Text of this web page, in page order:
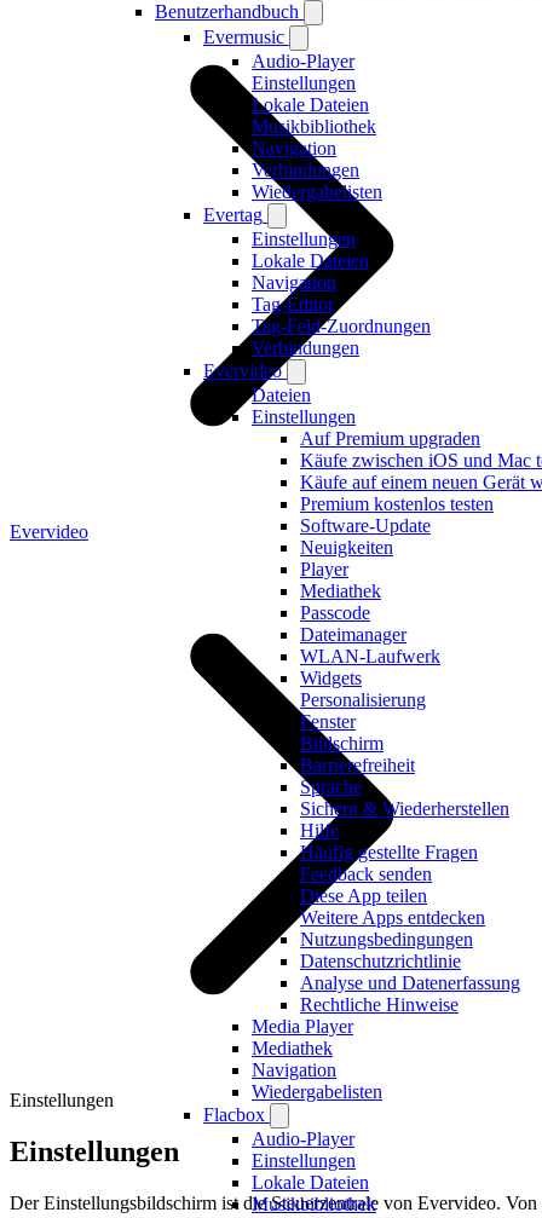
Benutzerhandbuch
Evermusic
Audio-Player
Einstellungen
Lokale Dateien
Musikbibliothek
Navigation
Verbindungen
Wiedergabelisten
Evertag
Einstellungen
Lokale Dateien
Navigation
Tag-Editor
Tag-Feld-Zuordnungen
Verbindungen
Evervideo
Dateien
Einstellungen
Auf Premium upgraden
Käufe zwischen iOS und Mac
Käufe auf einem neuen Gerät
Premium kostenlos testen
Software-Update
Neuigkeiten
Player
Mediathek
Passcode
Dateimanager
WLAN-Laufwerk
Widgets
Personalisierung
Fenster
Bildschirm
Barrierefreiheit
Sprache
Sichern & Wiederherstellen
Hilfe
Häufig gestellte Fragen
Feedback senden
Diese App teilen
Weitere Apps entdecken
Nutzungsbedingungen
Datenschutzrichtlinie
Analyse und Datenerfassung
Rechtliche Hinweise
Media Player
Mediathek
Navigation
Wiedergabelisten
Flacbox
Audio-Player
Einstellungen
Lokale Dateien
Musikbibliothek
Evervideo
Einstellungen
Einstellungen
Der Einstellungsbildschirm ist die Steuerzentrale von Evervideo. Von